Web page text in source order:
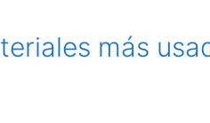
más